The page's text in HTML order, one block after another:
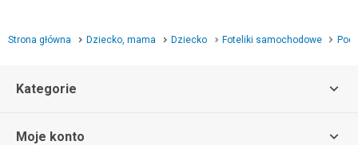
Strona główna Dziecko, mama Dziecko Foteliki samochodowe
Kategorie
Moje konto